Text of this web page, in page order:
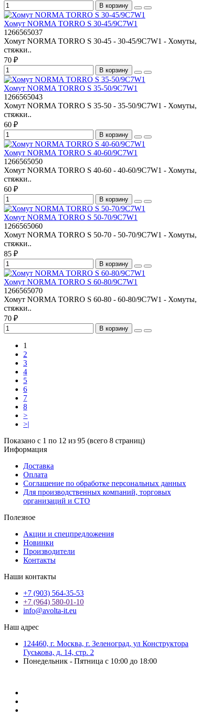
В корзину
Хомут NORMA TORRO S 30-45/9С7W1
1266565037
Хомут NORMA TORRO S 30-45 - 30-45/9C7W1 - Хомуты,
стяжки..
70 ₽
В корзину
Хомут NORMA TORRO S 35-50/9С7W1
1266565043
Хомут NORMA TORRO S 35-50 - 35-50/9C7W1 - Хомуты,
стяжки..
60 ₽
В корзину
Хомут NORMA TORRO S 40-60/9С7W1
1266565050
Хомут NORMA TORRO S 40-60 - 40-60/9C7W1 - Хомуты,
стяжки..
60 ₽
В корзину
Хомут NORMA TORRO S 50-70/9С7W1
1266565060
Хомут NORMA TORRO S 50-70 - 50-70/9C7W1 - Хомуты,
стяжки..
85 ₽
В корзину
Хомут NORMA TORRO S 60-80/9С7W1
1266565070
Хомут NORMA TORRO S 60-80 - 60-80/9C7W1 - Хомуты,
стяжки..
70 ₽
В корзину
1
2
3
4
5
6
7
8
>
>|
Показано с 1 по 12 из 95 (всего 8 страниц)
Информация
Доставка
Оплата
Соглашение по обработке персональных данных
Для производственных компаний, торговых
организаций и СТО
Полезное
Акции и спецпредложения
Новинки
Производители
Контакты
Наши контакты
+7 (903) 564-35-53
+7 (964) 580-01-10
info@avolta-it.eu
Наш адрес
124460, г. Москва, г. Зеленоград, ул Конструктора
Гуськова, д. 14, стр. 2
Понедельник - Пятница с 10:00 до 18:00